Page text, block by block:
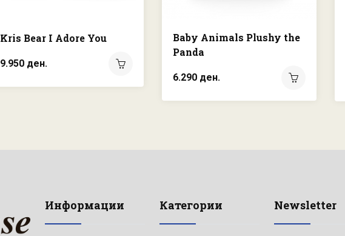
Kris Bear I Adore You
9.950 ден.
Baby Animals Plushy the
Panda
6.290 ден.
Информации Категории Newsletter